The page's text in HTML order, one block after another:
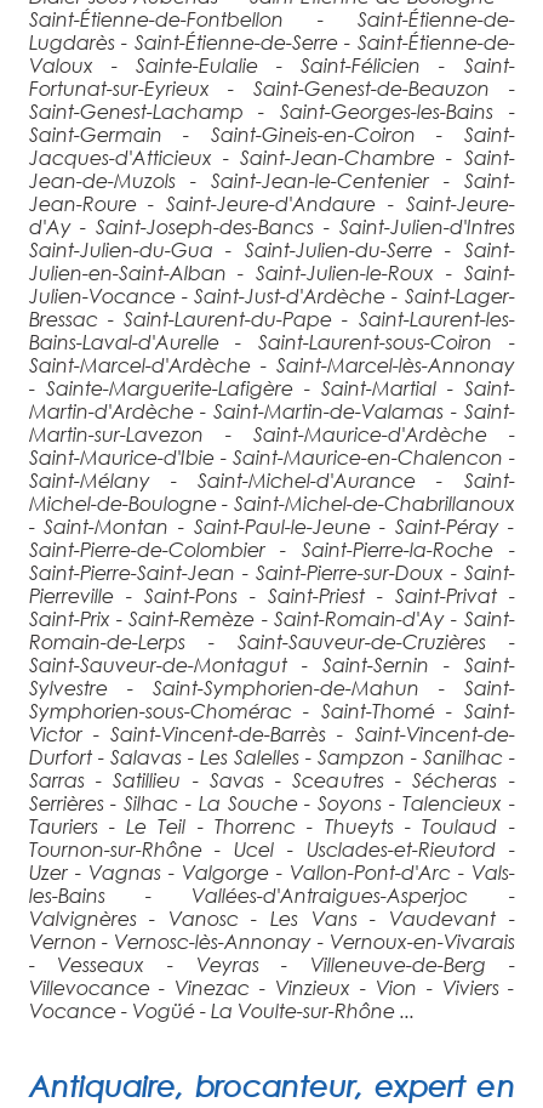
Saint-Étienne-de-Fontbellon - Saint-Étienne-de-
Lugdarès - Saint-Étienne-de-Serre - Saint-Étienne-de-
Valoux - Sainte-Eulalie - Saint-Félicien - Saint-
Fortunat-sur-Eyrieux - Saint-Genest-de-Beauzon -
Saint-Genest-Lachamp - Saint-Georges-les-Bains -
Saint-Germain - Saint-Gineis-en-Coiron - Saint-
Jacques-d'Atticieux - Saint-Jean-Chambre - Saint-
Jean-de-Muzols - Saint-Jean-le-Centenier - Saint-
Jean-Roure - Saint-Jeure-d'Andaure - Saint-Jeure-
d'Ay - Saint-Joseph-des-Bancs - Saint-Julien-d'Intres
Saint-Julien-du-Gua - Saint-Julien-du-Serre - Saint-
Julien-en-Saint-Alban - Saint-Julien-le-Roux - Saint-
Julien-Vocance - Saint-Just-d'Ardèche - Saint-Lager-
Bressac - Saint-Laurent-du-Pape - Saint-Laurent-les-
Bains-Laval-d'Aurelle - Saint-Laurent-sous-Coiron -
Saint-Marcel-d'Ardèche - Saint-Marcel-lès-Annonay
- Sainte-Marguerite-Lafigère - Saint-Martial - Saint-
Martin-d'Ardèche - Saint-Martin-de-Valamas - Saint-
Martin-sur-Lavezon - Saint-Maurice-d'Ardèche -
Saint-Maurice-d'Ibie - Saint-Maurice-en-Chalencon -
Saint-Mélany - Saint-Michel-d'Aurance - Saint-
Michel-de-Boulogne - Saint-Michel-de-Chabrillanoux
- Saint-Montan - Saint-Paul-le-Jeune - Saint-Péray -
Saint-Pierre-de-Colombier - Saint-Pierre-la-Roche -
Saint-Pierre-Saint-Jean - Saint-Pierre-sur-Doux - Saint-
Pierreville - Saint-Pons - Saint-Priest - Saint-Privat -
Saint-Prix - Saint-Remèze - Saint-Romain-d'Ay - Saint-
Romain-de-Lerps - Saint-Sauveur-de-Cruzières -
Saint-Sauveur-de-Montagut - Saint-Sernin - Saint-
Sylvestre - Saint-Symphorien-de-Mahun - Saint-
Symphorien-sous-Chomérac - Saint-Thomé - Saint-
Victor - Saint-Vincent-de-Barrès - Saint-Vincent-de-
Durfort - Salavas - Les Salelles - Sampzon - Sanilhac -
Sarras - Satillieu - Savas - Sceautres - Sécheras -
Serrières - Silhac - La Souche - Soyons - Talencieux -
Tauriers - Le Teil - Thorrenc - Thueyts - Toulaud -
Tournon-sur-Rhône - Ucel - Usclades-et-Rieutord -
Uzer - Vagnas - Valgorge - Vallon-Pont-d'Arc - Vals-
les-Bains - Vallées-d'Antraigues-Asperjoc -
Valvignères - Vanosc - Les Vans - Vaudevant -
Vernon - Vernosc-lès-Annonay - Vernoux-en-Vivarais
- Vesseaux - Veyras - Villeneuve-de-Berg -
Villevocance - Vinezac - Vinzieux - Vion - Viviers -
Vocance - Vogüé - La Voulte-sur-Rhône ...
Antiquaire, brocanteur, expert en